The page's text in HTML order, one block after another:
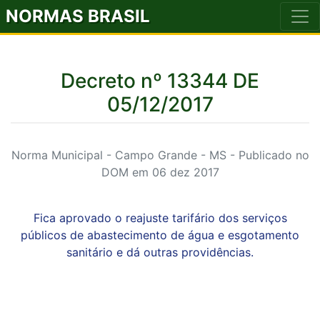
NORMAS BRASIL
Decreto nº 13344 DE
05/12/2017
Norma Municipal - Campo Grande - MS - Publicado no
DOM em 06 dez 2017
Fica aprovado o reajuste tarifário dos serviços
públicos de abastecimento de água e esgotamento
sanitário e dá outras providências.